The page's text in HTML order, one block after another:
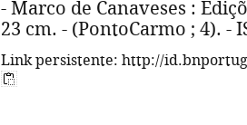
- Marco de Canaveses :
23 cm. - (PontoCarmo ; 4). -
Link persistente: http://